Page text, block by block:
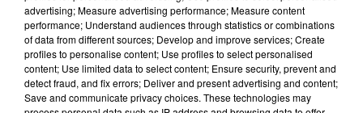
ouverte afin de déterminer les causes de ce drame.
Musique
advertising; Measure advertising performance; Measure content
performance; Understand audiences through statistics or combinations
of data from different sources; Develop and improve services; Create
profiles to personalise content; Use profiles to select personalised
content; Use limited data to select content; Ensure security, prevent and
detect fraud, and fix errors; Deliver and present advertising and content;
Save and communicate privacy choices. These technologies may